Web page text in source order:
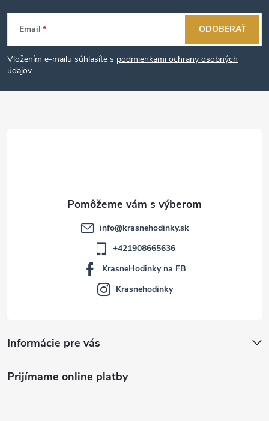
Z
á
p
Email
Vložením e-mailu súhlasíte s podmienkami ochrany osobných
údajov
ODOBERAŤ
Informácie pre vás
Prijímame online platby
info@krasnehodinky.sk
+421908665636
KrasneHodinky na FB
Krasnehodinky